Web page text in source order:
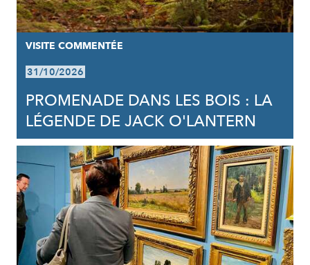
VISITE COMMENTÉE
31/10/2026
PROMENADE DANS LES BOIS : LA
LÉGENDE DE JACK O'LANTERN